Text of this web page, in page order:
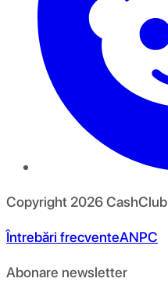
Copyright 2026CashClub
Întrebări frecventeANPC
Abonare newsletter